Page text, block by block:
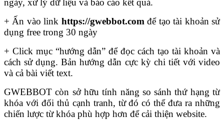
ngày, xử lý dữ liệu và báo cáo kết quả.
+ Ấn vào link https://gwebbot.com để tạo tài khoản sử
dụng free trong 30 ngày
+ Click mục “hướng dẫn” để đọc cách tạo tài khoản và
cách sử dụng. Bản hướng dẫn cực kỳ chi tiết với video
và cả bài viết text.
GWEBBOT còn sở hữu tính năng so sánh thứ hạng từ
khóa với đối thủ cạnh tranh, từ đó có thể đưa ra những
chiến lược từ khóa phù hợp hơn để cải thiện website.